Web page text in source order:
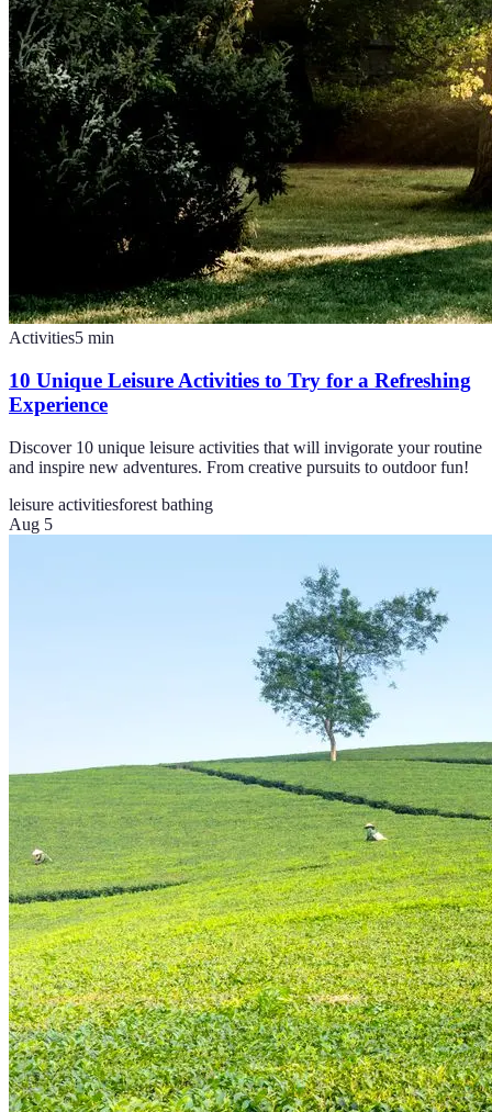
Activities5 min
10 Unique Leisure Activities to Try for a Refreshing
Experience
Discover 10 unique leisure activities that will invigorate your routine
and inspire new adventures. From creative pursuits to outdoor fun!
leisure activitiesforest bathing
Aug 5